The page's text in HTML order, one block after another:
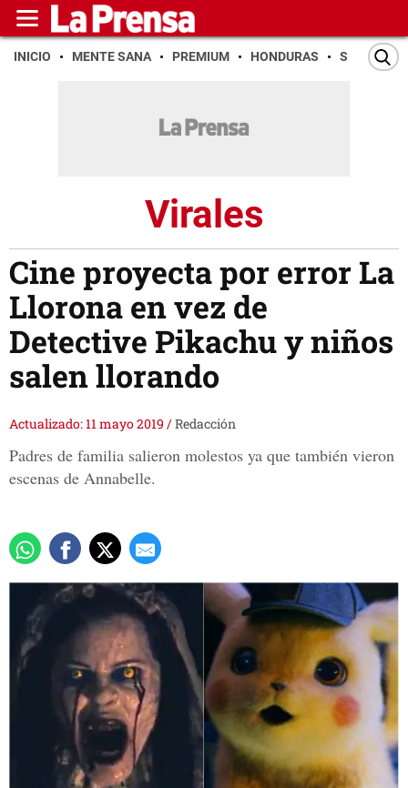
INICIO MENTE SANA PREMIUM HONDURAS SAN PEDRO
Virales
Cine proyecta por error La
Llorona en vez de
Detective Pikachu y niños
salen llorando
Actualizado: 11 mayo 2019 /Redacción
Padres de familia salieron molestos ya que también vieron
escenas de Annabelle.